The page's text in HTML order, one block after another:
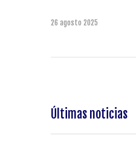
26 agosto 2025
Últimas noticias